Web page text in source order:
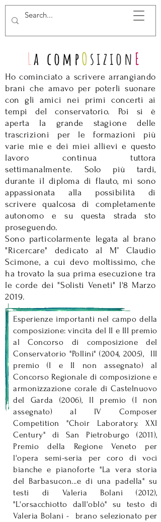
La compOsizionE
Ho cominciato a scrivere arrangiando
brani che amavo per poterli suonare
con gli amici nei primi concerti ai
tempi del conservatorio. Poi si è
aperta la grande stagione delle
trascrizioni per le formazioni più
varie mie e dei miei allievi e questo
lavoro continua tuttora
settimanalmente. Solo più tardi,
durante il diploma di flauto, mi sono
appassionata alla possibilità di
scrivere qualcosa di completamente
autonomo e su questa strada sto
proseguendo.
Sono particolarmente legata al brano
"Ricercare" dedicato al M° Claudio
Scimone, a cui devo moltissimo, che
ha trovato la sua prima esecuzione tra
le corde dei "Solisti Veneti" l'8 Marzo
2019.
Esperienze importanti nel campo della
composizione: vincita del II e III premio
al Concorso di composizione del
Conservatorio "Pollini" (2004, 2005), III
premio (I e II non assegnato) al
Concorso Regionale di composizione e
armonizzazione corale di Castelnuovo
del Garda (2006), II premio (I non
assegnato) al IV Composer
Competition "Choir Laboratory. XXI
Century" di San Pietroburgo (2011),
Premio della Regione Veneto per
l'opera semi-seria per coro di voci
bianche e pianoforte "La vera storia
del Barbasucon...e di una padella" su
testi di Valeria Bolani (2012),
"L'orsacchiotto dall'oblò" su testo di
Valeria Bolani - brano selezionato per